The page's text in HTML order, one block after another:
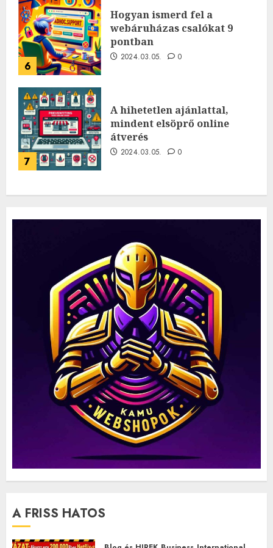
6
Hogyan ismerd fel a
webáruházas csalókat 9
pontban
2024.03.05. 0
7
A hihetetlen ajánlattal,
mindent elsöprő online
átverés
2024.03.05. 0
A FRISS HATOS